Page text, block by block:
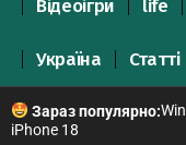
Відеоігри life
Україна Статті
Зараз популярно:
iPhone 18